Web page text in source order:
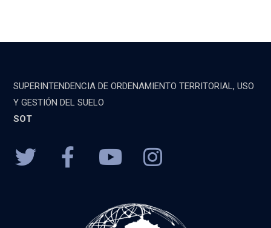
SUPERINTENDENCIA DE ORDENAMIENTO TERRITORIAL, USO
Y GESTIÓN DEL SUELO
SOT